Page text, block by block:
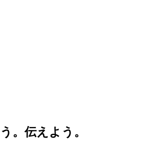
。伝えよう。